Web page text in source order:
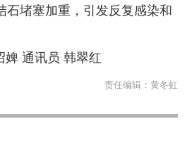
石堵塞加重，引发反复感染和
婢 通讯员 韩翠红
责任编辑： 黄冬虹